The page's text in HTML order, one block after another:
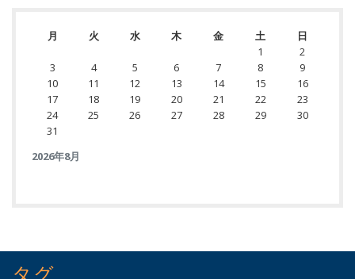
2026年8月
月 火 水 木 金 土
日
1
2
3
4 5 6 7 8
9
10
11 12 13 14 15
16
17
18 19 20 21 22
23
24
25 26 27 28 29
30
31
タグ